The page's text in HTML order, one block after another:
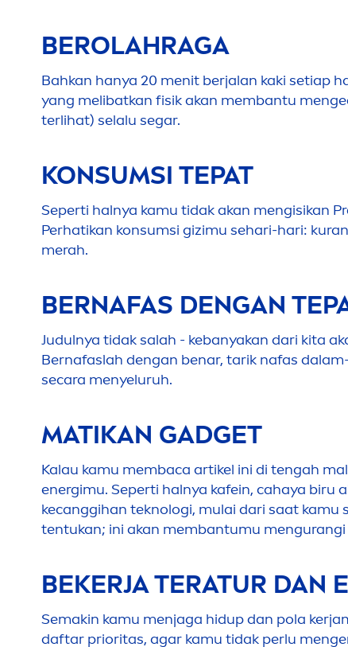
BEROLAHRAGA
Bahkan hanya 20 menit berjalan kaki setiap
yang melibatkan fisik akan membantu men
terlihat) selalu segar.
KONSUMSI TEPAT
Seperti halnya kamu tidak akan mengisikan
Perhatikan konsumsi gizimu sehari-hari:
merah.
BERNAFAS DENGAN
Judulnya tidak salah - kebanyakan dari kita
Bernafaslah dengan benar, tarik nafas
secara menyeluruh.
MATIKAN GADGET
Kalau kamu membaca artikel ini di tengah
energimu. Seperti halnya kafein, cahaya
kecanggihan teknologi, mulai dari saat kamu
tentukan; ini akan membantumu men
BEKERJA TERATUR DAN
Semakin kamu menjaga hidup dan pola
daftar prioritas, agar kamu tidak perlu men